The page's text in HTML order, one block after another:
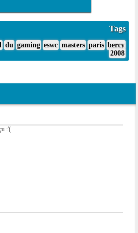
Tags
du gaming eswc masters paris bercy
2008
:'(